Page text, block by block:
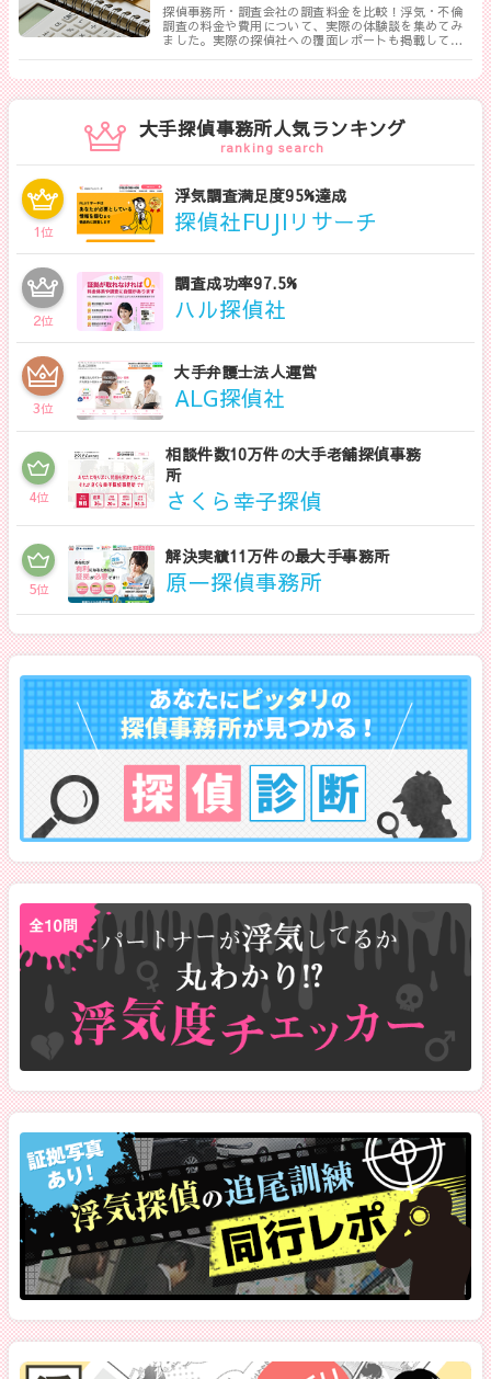
探偵事務所・調査会社の調査料金を比較！浮気・不倫
調査の料金や費用について、実際の体験談を集めてみ
ました。実際の探偵社への覆面レポートも掲載してい
大手探偵事務所人気ランキング
ranking search
1位
浮気調査満足度95%達成
探偵社FUJIリサーチ
2位
調査成功率97.5%
ハル探偵社
3位
大手弁護士法人運営
ALG探偵社
4位
相談件数10万件の大手老舗探偵事務
所
さくら幸子探偵
5位
解決実績11万件の最大手事務所
原一探偵事務所